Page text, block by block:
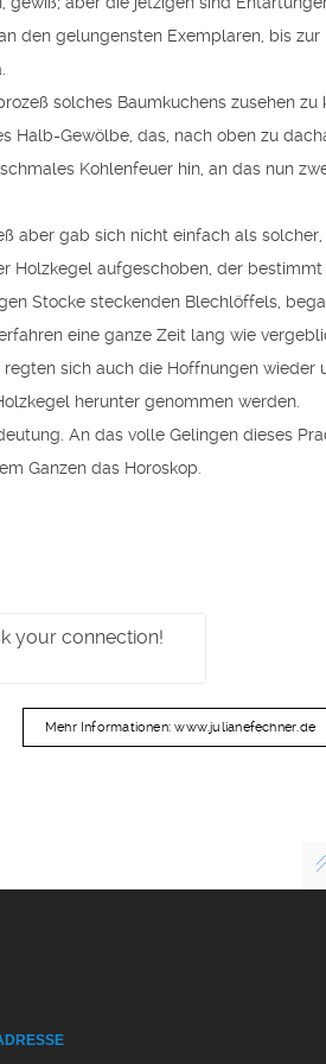
den gelungensten Exemplaren, bis
solches Baumkuchens zusehen
Halb-Gewölbe, das, nach oben zu
Kohlenfeuer hin, an das nun
aber gab sich nicht einfach als
Holzkegel aufgeschoben, der
Stocke steckenden Blechlöffels,
eine ganze Zeit lang wie
sich auch die Hoffnungen
herunter genommen werden.
An das volle Gelingen dieses
Ganzen das Horoskop.
your connection!
Mehr Informationen: www.julianefechner.de